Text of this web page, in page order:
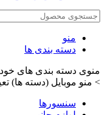
منو
دسته بندی ها
منوی دسته بندی های
> منو موبایل (دسته ها)
سنسورها